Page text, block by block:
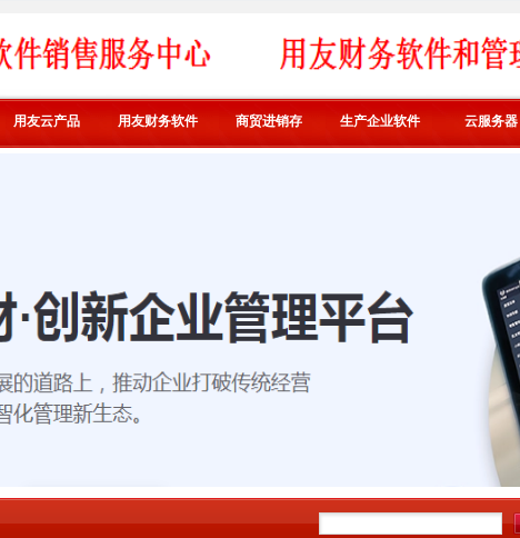
用友云产品 用友财务软件 商贸进销存 生产企业软件 云服务器
好业财